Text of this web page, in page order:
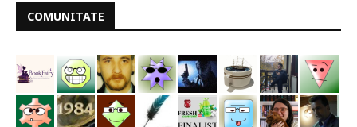
COMUNITATE